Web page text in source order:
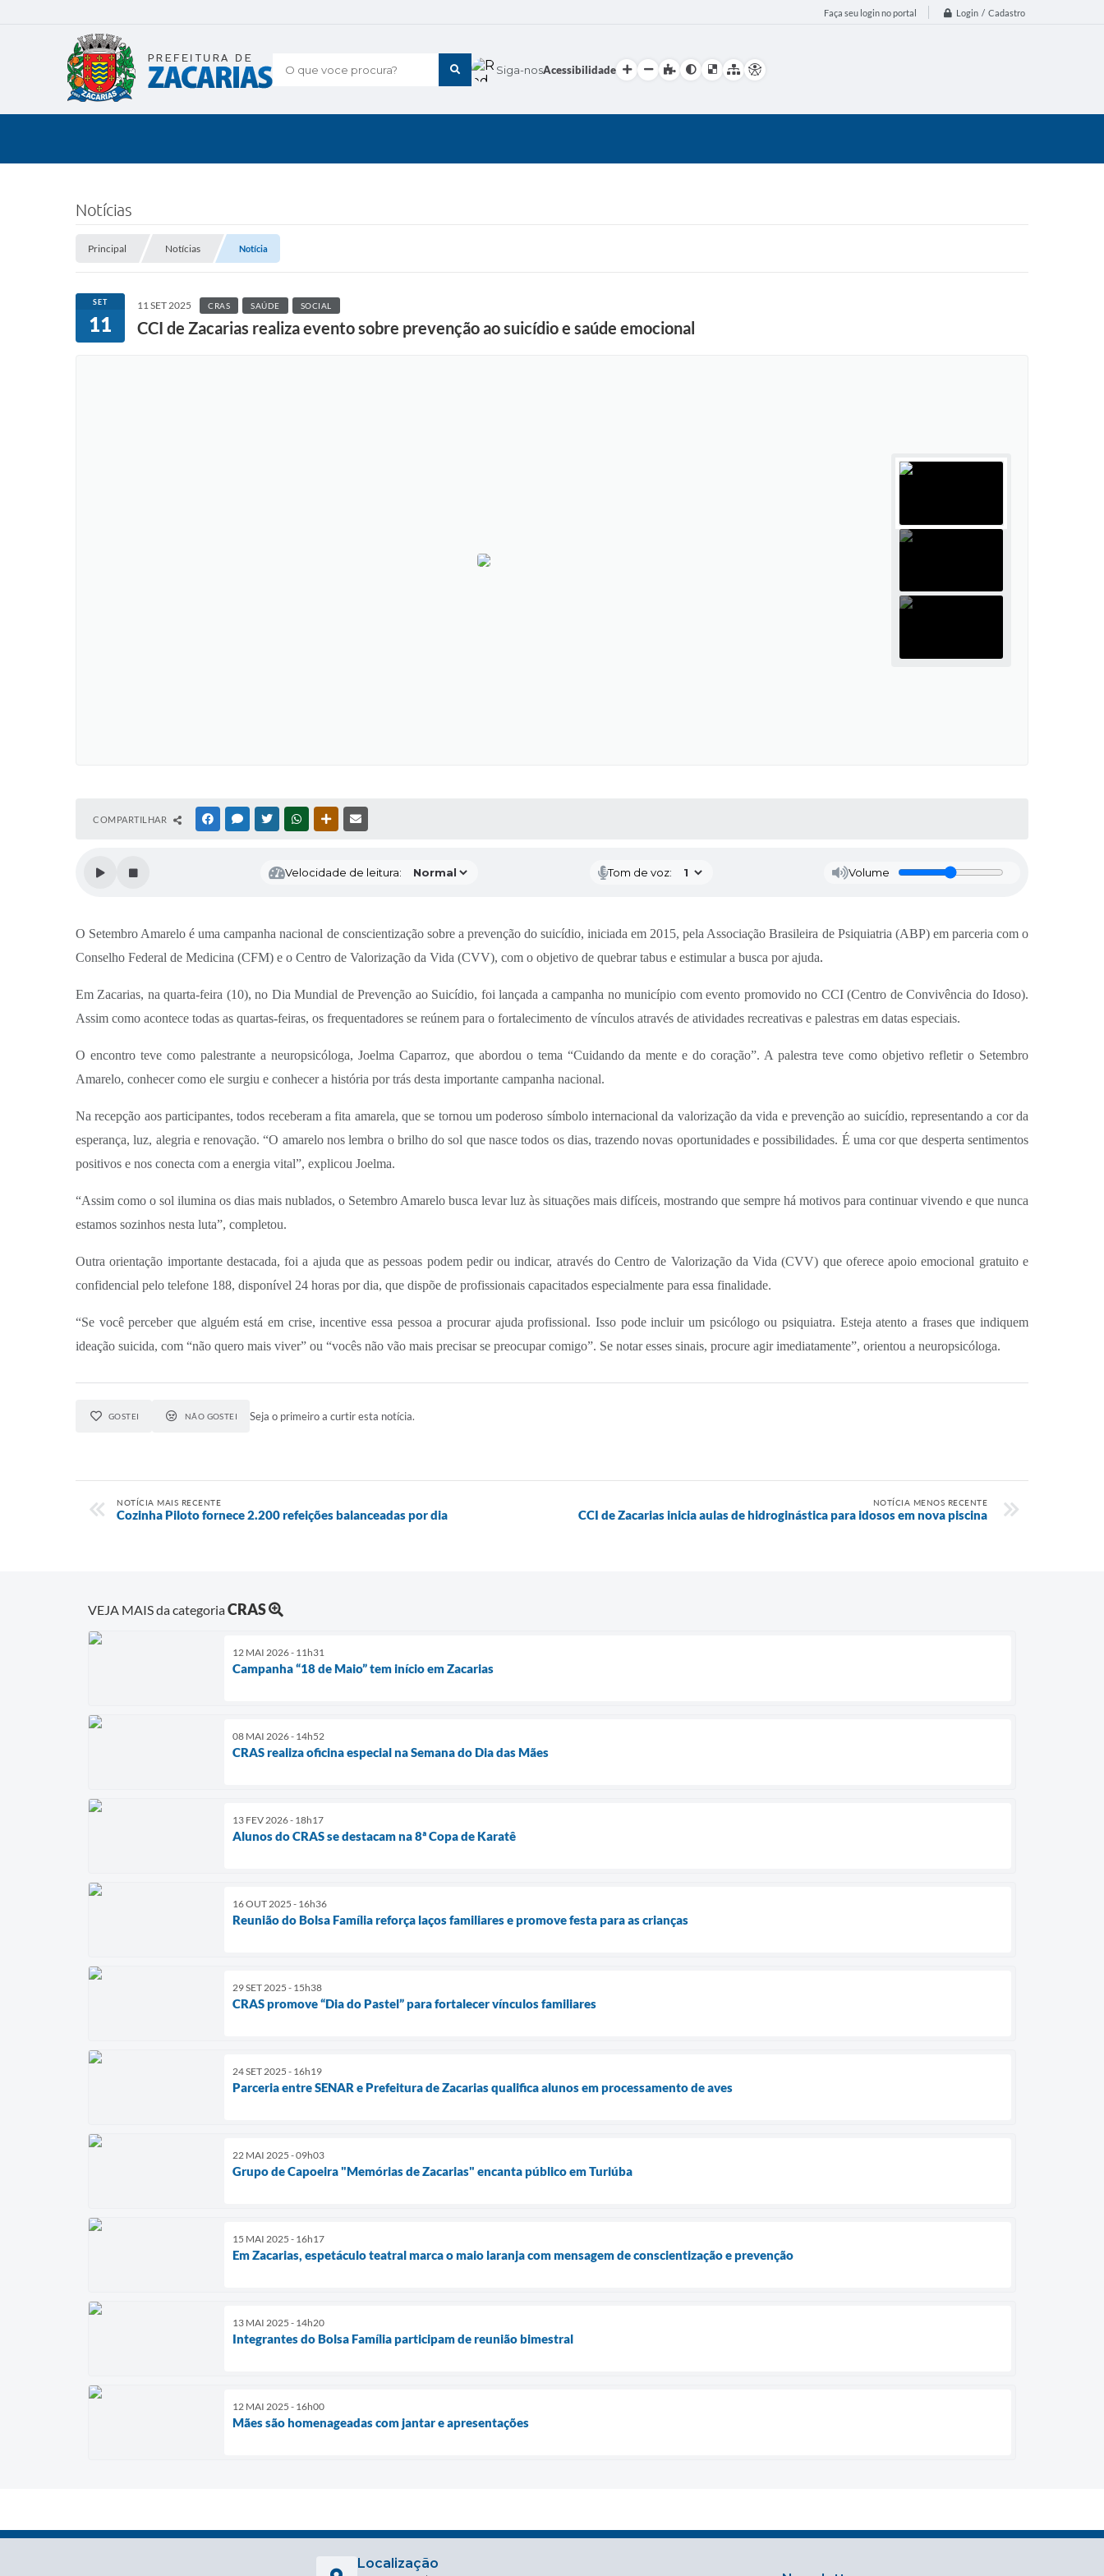
Faça seu login no portal Login / Cadastro
O que voce procura? Siga-nosAcessibilidade
Notícias
Principal Notícias Notícia
SET
11
11 SET 2025 CRAS SAÚDE SOCIAL
CCI de Zacarias realiza evento sobre prevenção ao suicídio e saúde emocional
COMPARTILHAR FACEBOOKMESSENGER
TWITTERWHATSAPPOUTRAS MÍDIAS
Velocidade de leitura: Tom de voz: Volume
O Setembro Amarelo é uma campanha nacional de conscientização sobre a prevenção do suicídio, iniciada em 2015, pela Associação Brasileira de Psiquiatria (ABP) em parceria com o
Conselho Federal de Medicina (CFM) e o Centro de Valorização da Vida (CVV), com o objetivo de quebrar tabus e estimular a busca por ajuda.
Em Zacarias, na quarta-feira (10), no Dia Mundial de Prevenção ao Suicídio, foi lançada a campanha no município com evento promovido no CCI (Centro de Convivência do Idoso).
Assim como acontece todas as quartas-feiras, os frequentadores se reúnem para o fortalecimento de vínculos através de atividades recreativas e palestras em datas especiais.
O encontro teve como palestrante a neuropsicóloga, Joelma Caparroz, que abordou o tema “Cuidando da mente e do coração”. A palestra teve como objetivo refletir o Setembro
Amarelo, conhecer como ele surgiu e conhecer a história por trás desta importante campanha nacional.
Na recepção aos participantes, todos receberam a fita amarela, que se tornou um poderoso símbolo internacional da valorização da vida e prevenção ao suicídio, representando a cor da
esperança, luz, alegria e renovação. “O amarelo nos lembra o brilho do sol que nasce todos os dias, trazendo novas oportunidades e possibilidades. É uma cor que desperta sentimentos
positivos e nos conecta com a energia vital”, explicou Joelma.
“Assim como o sol ilumina os dias mais nublados, o Setembro Amarelo busca levar luz às situações mais difíceis, mostrando que sempre há motivos para continuar vivendo e que nunca
estamos sozinhos nesta luta”, completou.
Outra orientação importante destacada, foi a ajuda que as pessoas podem pedir ou indicar, através do Centro de Valorização da Vida (CVV) que oferece apoio emocional gratuito e
confidencial pelo telefone 188, disponível 24 horas por dia, que dispõe de profissionais capacitados especialmente para essa finalidade.
“Se você perceber que alguém está em crise, incentive essa pessoa a procurar ajuda profissional. Isso pode incluir um psicólogo ou psiquiatra. Esteja atento a frases que indiquem
ideação suicida, com “não quero mais viver” ou “vocês não vão mais precisar se preocupar comigo”. Se notar esses sinais, procure agir imediatamente”, orientou a neuropsicóloga.
GOSTEI NÃO GOSTEI Seja o primeiro a curtir esta notícia.
NOTÍCIA MAIS RECENTE
Cozinha Piloto fornece 2.200 refeições balanceadas por dia
NOTÍCIA MENOS RECENTE
CCI de Zacarias inicia aulas de hidroginástica para idosos em nova piscina
VEJA MAIS da categoriaCRAS
12 MAI 2026 - 11h31
Campanha “18 de Maio” tem início em Zacarias
08 MAI 2026 - 14h52
CRAS realiza oficina especial na Semana do Dia das Mães
13 FEV 2026 - 18h17
Alunos do CRAS se destacam na 8ª Copa de Karatê
16 OUT 2025 - 16h36
Reunião do Bolsa Família reforça laços familiares e promove festa para as crianças
29 SET 2025 - 15h38
CRAS promove “Dia do Pastel” para fortalecer vínculos familiares
24 SET 2025 - 16h19
Parceria entre SENAR e Prefeitura de Zacarias qualifica alunos em processamento de aves
22 MAI 2025 - 09h03
Grupo de Capoeira "Memórias de Zacarias" encanta público em Turiúba
15 MAI 2025 - 16h17
Em Zacarias, espetáculo teatral marca o maio laranja com mensagem de conscientização e prevenção
13 MAI 2025 - 14h20
Integrantes do Bolsa Família participam de reunião bimestral
12 MAI 2025 - 16h00
Mães são homenageadas com jantar e apresentações
Localização